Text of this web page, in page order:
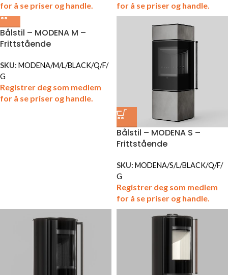
for å se priser og handle.
for å se priser og handle.
Bålstil – MODENA M –
Frittstående
SKU: MODENA/M/L/BLACK/Q/F/
G
Registrer deg som medlem
for å se priser og handle.
Bålstil – MODENA S –
Frittstående
SKU: MODENA/S/L/BLACK/Q/F/
G
Registrer deg som medlem
for å se priser og handle.